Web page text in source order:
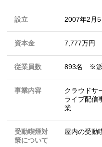
設立 2007年2月5
資本金 7,777万円
従業員数 893名 ※派
事業内容
クラウドサ
ライブ配信
業
受動喫煙対
策について
屋内の受動